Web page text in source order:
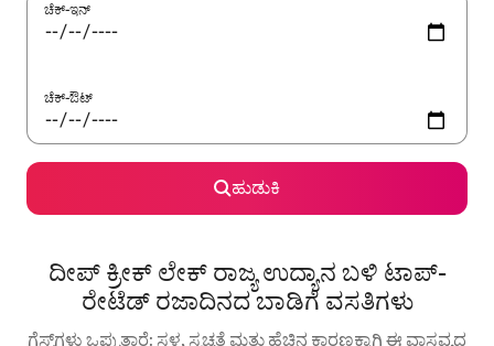
ಚೆಕ್-ಇನ್
ಚೆಕ್-ಔಟ್
ಹುಡುಕಿ
ದೀಪ್ ಕ್ರೀಕ್ ಲೇಕ್ ರಾಜ್ಯ ಉದ್ಯಾನ ಬಳಿ ಟಾಪ್-
ರೇಟೆಡ್ ರಜಾದಿನದ ಬಾಡಿಗೆ ವಸತಿಗಳು
ಗೆಸ್ಟ್‌ಗಳು ಒಪ್ಪುತ್ತಾರೆ: ಸ್ಥಳ, ಸ್ವಚ್ಛತೆ ಮತ್ತು ಹೆಚ್ಚಿನ ಕಾರಣಕ್ಕಾಗಿ ಈ ವಾಸ್ತವ್ಯದ